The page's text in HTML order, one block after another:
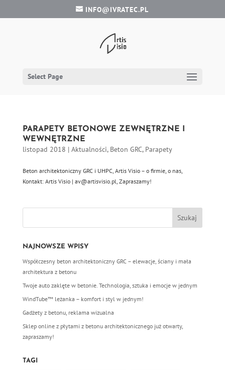
INFO@IVRATEC.PL
Select Page
PARAPETY BETONOWE ZEWNĘTRZNE I
WEWNĘTRZNE
listopad 2018 | Aktualności, Beton GRC, Parapety
Beton architektoniczny GRC i UHPC, Artis Visio – o firmie, o nas,
Kontakt: Artis Visio | av@artisvisio.pl, Zapraszamy!
NAJNOWSZE WPISY
Współczesny beton architektoniczny GRC – elewacje, ściany i mała
architektura z betonu
Twoje auto zaklęte w betonie. Technologia, sztuka i emocje w jednym
WindTube™ leżanka – komfort i styl w jednym!
Gadżety z betonu, reklama wizualna
Sklep online z płytami z betonu architektonicznego już otwarty,
zapraszamy!
TAGI